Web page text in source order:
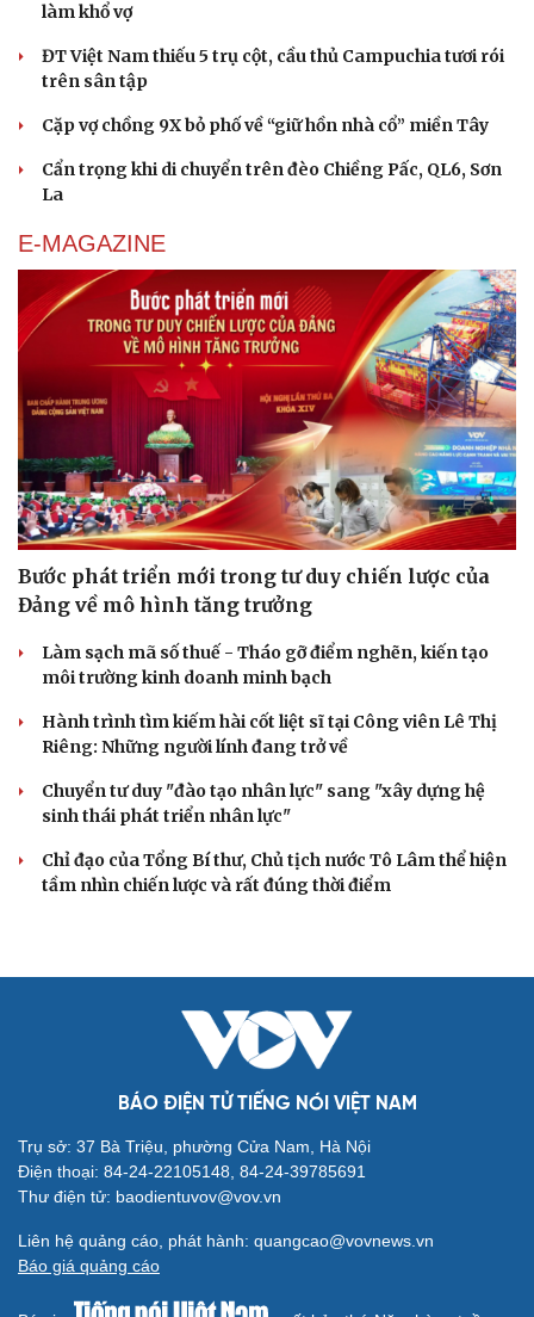
Tư vấn
check-in
Cửa sổ tình yêu
Cải chính
làm khổ vợ
ĐT Việt Nam thiếu 5 trụ cột, cầu thủ Campuchia tươi rói
trên sân tập
Cặp vợ chồng 9X bỏ phố về “giữ hồn nhà cổ” miền Tây
Cẩn trọng khi di chuyển trên đèo Chiềng Pấc, QL6, Sơn
La
E-MAGAZINE
Bước phát triển mới trong tư duy chiến lược của
Đảng về mô hình tăng trưởng
Làm sạch mã số thuế - Tháo gỡ điểm nghẽn, kiến tạo
môi trường kinh doanh minh bạch
Hành trình tìm kiếm hài cốt liệt sĩ tại Công viên Lê Thị
Riêng: Những người lính đang trở về
Chuyển tư duy "đào tạo nhân lực" sang "xây dựng hệ
sinh thái phát triển nhân lực"
Chỉ đạo của Tổng Bí thư, Chủ tịch nước Tô Lâm thể hiện
tầm nhìn chiến lược và rất đúng thời điểm
BÁO ĐIỆN TỬ TIẾNG NÓI VIỆT NAM
Trụ sở: 37 Bà Triệu, phường Cửa Nam, Hà Nội
Điện thoại: 84-24-22105148, 84-24-39785691
Thư điện tử: baodientuvov@vov.vn
Liên hệ quảng cáo, phát hành: quangcao@vovnews.vn
Báo giá quảng cáo